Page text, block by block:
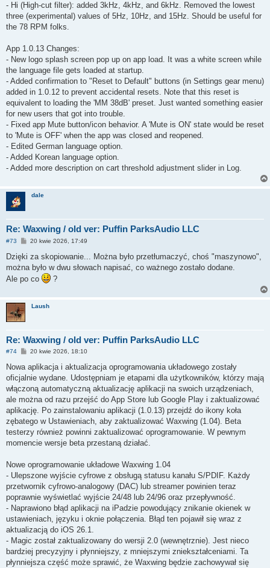
- Hi (High-cut filter): added 3kHz, 4kHz, and 6kHz. Removed the lowest
three (experimental) values of 5Hz, 10Hz, and 15Hz. Should be useful for
the 78 RPM folks.
App 1.0.13 Changes:
- New logo splash screen pop up on app load. It was a white screen while
the language file gets loaded at startup.
- Added confirmation to "Reset to Default" buttons (in Settings gear menu)
added in 1.0.12 to prevent accidental resets. Note that this reset is
equivalent to loading the 'MM 38dB' preset. Just wanted something easier
for new users that got into trouble.
- Fixed app Mute button/icon behavior. A 'Mute is ON' state would be reset
to 'Mute is OFF' when the app was closed and reopened.
- Edited German language option.
- Added Korean language option.
- Added more description on cart threshold adjustment slider in Log.
dale
Re: Waxwing / old ver: Puffin ParksAudio LLC
#73
P
s
20 kwie 2026, 17:49
Dzięki za skopiowanie... Można było przetłumaczyć, choś "maszynowo",
można było w dwu słowach napisać, co ważnego zostało dodane.
Ale po co
?
Laush
Re: Waxwing / old ver: Puffin ParksAudio LLC
#74
P
s
20 kwie 2026, 18:10
Nowa aplikacja i aktualizacja oprogramowania układowego zostały
oficjalnie wydane. Udostępniam je etapami dla użytkowników, którzy mają
włączoną automatyczną aktualizację aplikacji na swoich urządzeniach,
ale można od razu przejść do App Store lub Google Play i zaktualizować
aplikację. Po zainstalowaniu aplikacji (1.0.13) przejdź do ikony koła
zębatego w Ustawieniach, aby zaktualizować Waxwing (1.04). Beta
testerzy również powinni zaktualizować oprogramowanie. W pewnym
momencie wersje beta przestaną działać.
Nowe oprogramowanie układowe Waxwing 1.04
- Ulepszone wyjście cyfrowe z obsługą statusu kanału S/PDIF. Każdy
przetwornik cyfrowo-analogowy (DAC) lub streamer powinien teraz
poprawnie wyświetlać wyjście 24/48 lub 24/96 oraz przepływność.
- Naprawiono błąd aplikacji na iPadzie powodujący znikanie okienek w
ustawieniach, języku i oknie połączenia. Błąd ten pojawił się wraz z
aktualizacją do iOS 26.1.
- Magic został zaktualizowany do wersji 2.0 (wewnętrznie). Jest nieco
bardziej precyzyjny i płynniejszy, z mniejszymi zniekształceniami. Ta
płynniejsza część może sprawić, że Waxwing będzie zachowywał się